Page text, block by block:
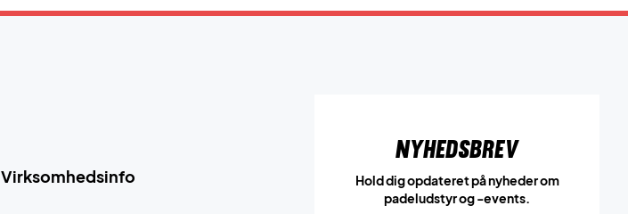
Virksomhedsinfo
Nyhedsbrev
Hold dig opdateret på nyheder om
padeludstyr og -events.